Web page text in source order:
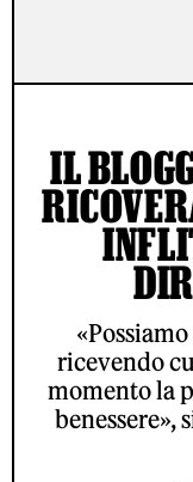
IL
ricevendo
momento la
benessere»,